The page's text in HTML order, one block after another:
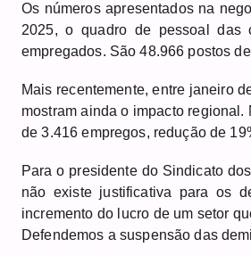
Os números apresentados na
2025, o quadro de pessoal das
empregados. São 48.966 postos
Mais recentemente, entre janeiro
mostram ainda o impacto
de 3.416 empregos, redução de
Para o presidente do Sindicato
não existe justificativa para os
incremento do lucro de um setor
Defendemos a suspensão das